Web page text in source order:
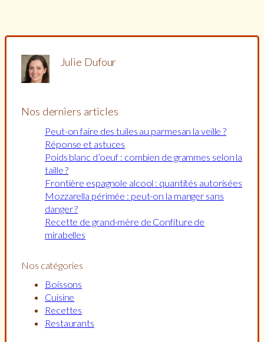
Julie Dufour
Nos derniers articles
Peut-on faire des tuiles au parmesan la veille ?
Réponse et astuces
Poids blanc d’oeuf : combien de grammes selon la
taille ?
Frontière espagnole alcool : quantités autorisées
Mozzarella périmée : peut-on la manger sans
danger ?
Recette de grand-mère de Confiture de
mirabelles
Nos catégories
Boissons
Cuisine
Recettes
Restaurants